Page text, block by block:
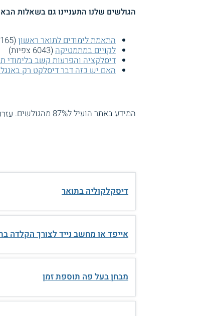
הגולשים שלנו התעניינו גם בשאלות
התאמת לימודים לתואר ראשון(6165 צפיות)
לקויים במתמטיקה (6043 צפיות)
דיסלקציה והפרעות קשב בלימודי
האם יש כזה דבר דיסלקט רק
המידע באתר הועיל ל87% מהגולשים.
דיסקלקוליה בתואר
אייפד או מחשב נייד לצורך הקלדה
מבחן בעל פה תוספת זמן